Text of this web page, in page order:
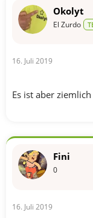
o
:
Okolyt
El Zurdo
16. Juli 2019
Es ist aber
Fini
0
16. Juli 2019